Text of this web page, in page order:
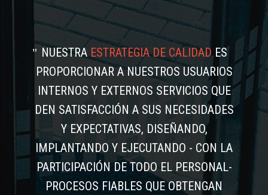
NUESTRAESTRATEGIA DE CALIDADES
PROPORCIONAR A NUESTROS USUARIOS
INTERNOS Y EXTERNOS SERVICIOS QUE
DEN SATISFACCIÓN A SUS NECESIDADES
Y EXPECTATIVAS, DISEÑANDO,
IMPLANTANDO Y EJECUTANDO - CON LA
PARTICIPACIÓN DE TODO EL PERSONAL-
PROCESOS FIABLES QUE OBTENGAN